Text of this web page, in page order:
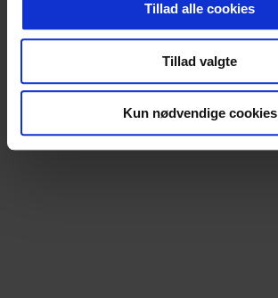
Tillad alle cookies
Tillad valgte
Kun nødvendige cookies